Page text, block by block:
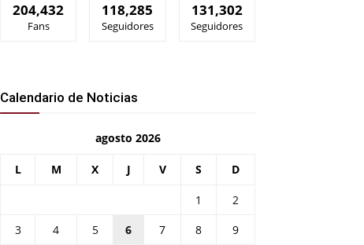
204,432
Fans
118,285
Seguidores
131,302
Seguidores
Calendario de Noticias
agosto 2026
L M X J V S D
1
2
3
4 5 6 7 8
9